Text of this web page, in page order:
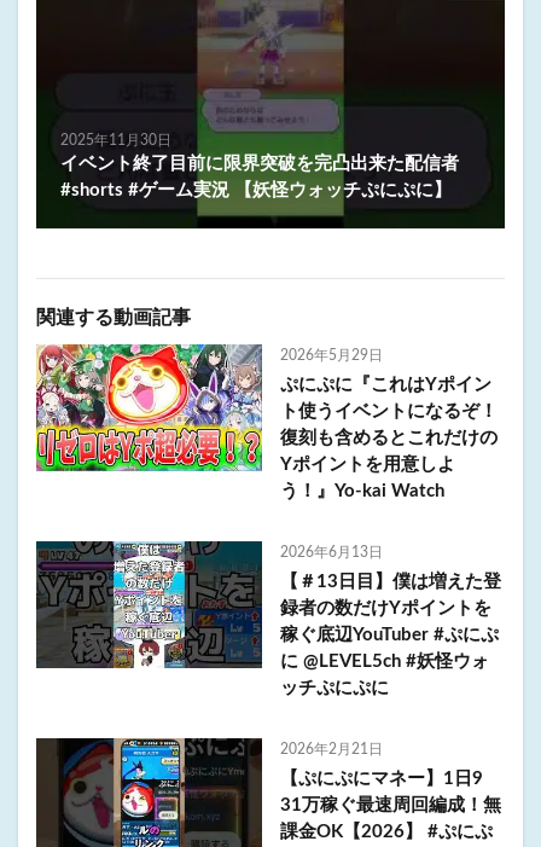
2025年11月30日
イベント終了目前に限界突破を完凸出来た配信者
#shorts #ゲーム実況 【妖怪ウォッチぷにぷに】
関連する動画記事
2026年5月29日
ぷにぷに『これはYポイン
ト使うイベントになるぞ！
復刻も含めるとこれだけの
Yポイントを用意しよ
う！』Yo-kai Watch
2026年6月13日
【＃13日目】僕は増えた登
録者の数だけYポイントを
稼ぐ底辺YouTuber #ぷにぷ
に @LEVEL5ch #妖怪ウォ
ッチぷにぷに
2026年2月21日
【ぷにぷにマネー】1日9
31万稼ぐ最速周回編成！無
課金OK【2026】 #ぷにぷ